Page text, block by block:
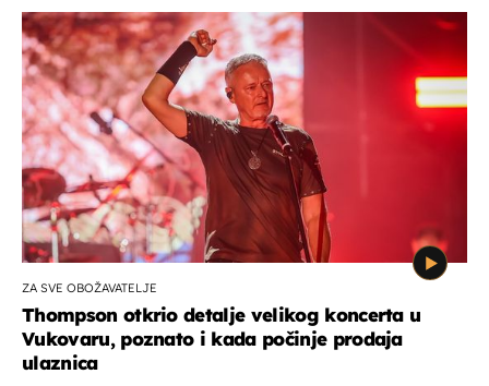
ZA SVE OBOŽAVATELJE
Thompson otkrio detalje velikog koncerta u
Vukovaru, poznato i kada počinje prodaja
ulaznica